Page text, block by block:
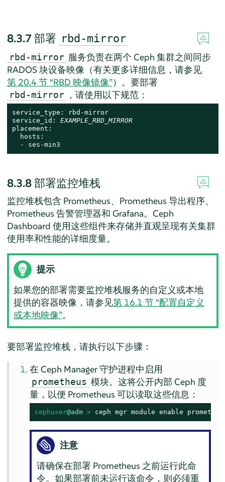
8.3.7 部署 rbd-mirror
rbd-mirror 服务负责在两个 Ceph 集群之间同步
RADOS 块设备映像（有关更多详细信息，请参见
第 20.4 节 “RBD 映像镜像”）。要部署
rbd-mirror ，请使用以下规范：
service_type: rbd-mirror
service_id: EXAMPLE_RBD_MIRROR
placement:
  hosts:
  - ses-min3
8.3.8部署监控堆栈
监控堆栈包含 Prometheus、Prometheus 导出程序、
Prometheus 告警管理器和 Grafana。Ceph
Dashboard 使用这些组件来存储并直观呈现有关集群
使用率和性能的详细度量。
提示
如果您的部署需要监控堆栈服务的自定义或本地
提供的容器映像，请参见第 16.1 节 “配置自定义
或本地映像”。
要部署监控堆栈，请执行以下步骤：
在 Ceph Manager 守护进程中启用
prometheus 模块。这将公开内部 Ceph 度
量，以便 Prometheus 可以读取这些信息：
cephuser@adm > ceph mgr module enable
注意
请确保在部署 Prometheus 之前运行此命
令。如果部署前未运行该命令，则必须重